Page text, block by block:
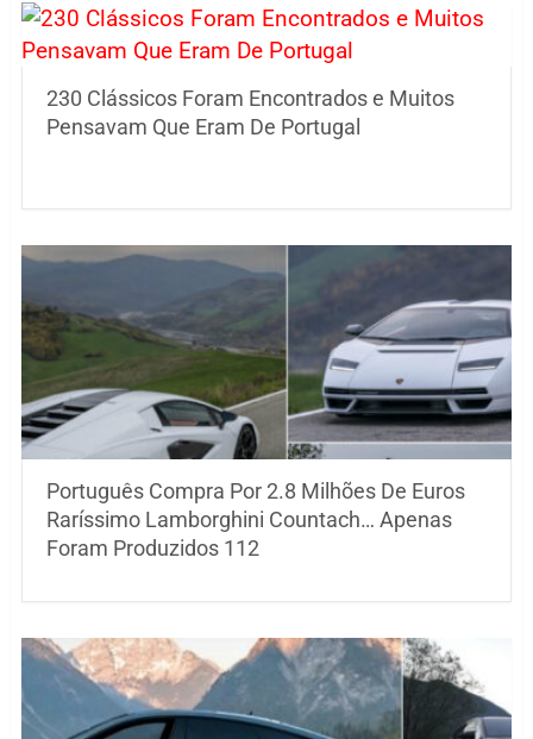
230 Clássicos Foram Encontrados e Muitos
Pensavam Que Eram De Portugal
Português Compra Por 2.8 Milhões De Euros
Raríssimo Lamborghini Countach… Apenas
Foram Produzidos 112